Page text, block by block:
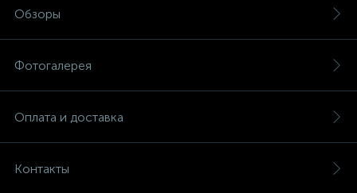
Обзоры
Фотогалерея
Оплата и доставка
Контакты